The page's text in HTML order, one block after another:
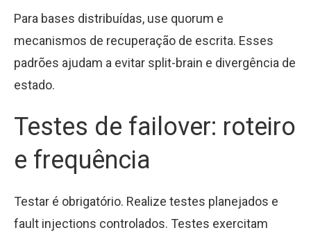
Para bases distribuídas, use quorum e
mecanismos de recuperação de escrita. Esses
padrões ajudam a evitar split-brain e divergência de
estado.
Testes de failover: roteiro
e frequência
Testar é obrigatório. Realize testes planejados e
fault injections controlados. Testes exercitam